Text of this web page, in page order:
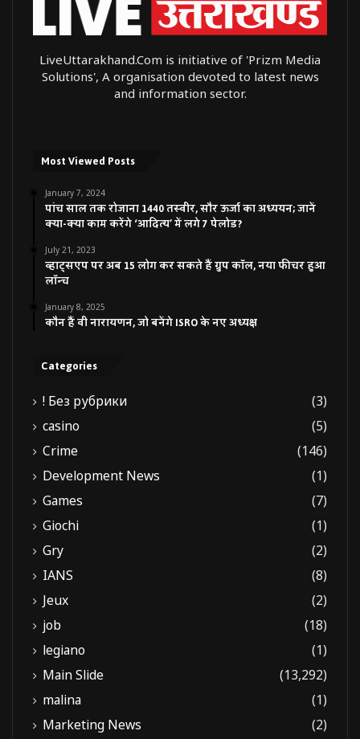
LiveUttarakhand.Com is initiative of 'Prizm Media
Solutions', A organisation devoted to latest news
and information sector.
Most Viewed Posts
January 7, 2024
पांच साल तक रोजाना 1440 तस्वीर, सौर ऊर्जा का अध्ययन; जानें
क्या-क्या काम करेंगे ‘आदित्य’ में लगे 7 पेलोड?
July 21, 2023
व्हाट्सएप पर अब 15 लोग कर सकते हैं ग्रुप कॉल, नया फीचर हुआ
लॉन्च
January 8, 2025
कौन हैं वी नारायणन, जो बनेंगे ISRO के नए अध्यक्ष
Categories
! Без рубрики
(3)
casino
(5)
Crime
(146)
Development News
(1)
Games
(7)
Giochi
(1)
Gry
(2)
IANS
(8)
Jeux
(2)
job
(18)
legiano
(1)
Main Slide
(13,292)
malina
(1)
Marketing News
(2)